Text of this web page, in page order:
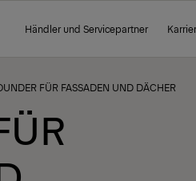
Händler und Servicepartner
FÜR FASSADEN UND DÄCHER